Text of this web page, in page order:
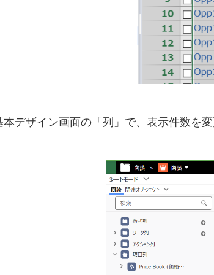
デザイン画面の「列」で、表示件数を